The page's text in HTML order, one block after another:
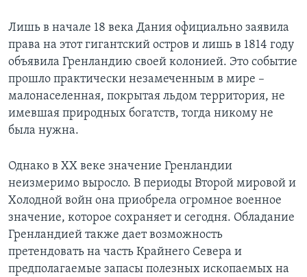
Лишь в начале 18 века Дания официально заявила
права на этот гигантский остров и лишь в 1814 году
объявила Гренландию своей колонией. Это событие
прошло практически незамеченным в мире –
малонаселенная, покрытая льдом территория, не
имевшая природных богатств, тогда никому не
была нужна.
Однако в ХХ веке значение Гренландии
неизмеримо выросло. В периоды Второй мировой и
Холодной войн она приобрела огромное военное
значение, которое сохраняет и сегодня. Обладание
Гренландией также дает возможность
претендовать на часть Крайнего Севера и
предполагаемые запасы полезных ископаемых на